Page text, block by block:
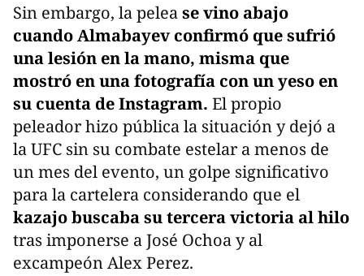
Sin embargo, la pelease vino abajo
cuando Almabayev confirmó que sufrió
una lesión en la mano, misma que
mostró en una fotografía con un yeso en
su cuenta de Instagram. El propio
peleador hizo pública la situación y dejó a
la UFC sin su combate estelar a menos de
un mes del evento, un golpe significativo
para la cartelera considerando que el
kazajo buscaba su tercera victoria al hilo
tras imponerse a José Ochoa y al
excampeón Alex Perez.